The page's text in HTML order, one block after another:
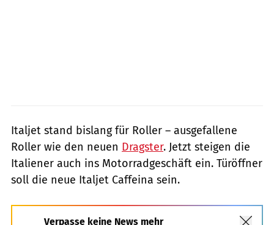
Italjet stand bislang für Roller – ausgefallene
Roller wie den neuen Dragster. Jetzt steigen die
Italiener auch ins Motorradgeschäft ein. Türöffner
soll die neue Italjet Caffeina sein.
Verpasse keine News mehr